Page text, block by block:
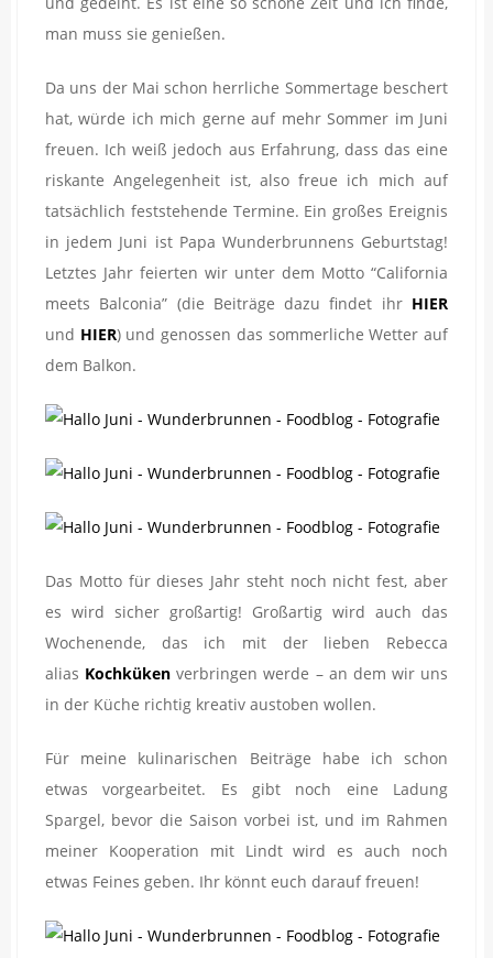
man muss sie genießen.
Da uns der Mai schon herrliche Sommertage beschert
hat, würde ich mich gerne auf mehr Sommer im Juni
freuen. Ich weiß jedoch aus Erfahrung, dass das eine
riskante Angelegenheit ist, also freue ich mich auf
tatsächlich feststehende Termine. Ein großes Ereignis
in jedem Juni ist Papa Wunderbrunnens Geburtstag!
Letztes Jahr feierten wir unter dem Motto “California
meets Balconia” (die Beiträge dazu findet ihr HIER
und HIER) und genossen das sommerliche Wetter auf
dem Balkon.
Das Motto für dieses Jahr steht noch nicht fest, aber
es wird sicher großartig! Großartig wird auch das
Wochenende, das ich mit der lieben Rebecca
alias Kochküken verbringen werde – an dem wir uns
in der Küche richtig kreativ austoben wollen.
Für meine kulinarischen Beiträge habe ich schon
etwas vorgearbeitet. Es gibt noch eine Ladung
Spargel, bevor die Saison vorbei ist, und im Rahmen
meiner Kooperation mit Lindt wird es auch noch
etwas Feines geben. Ihr könnt euch darauf freuen!